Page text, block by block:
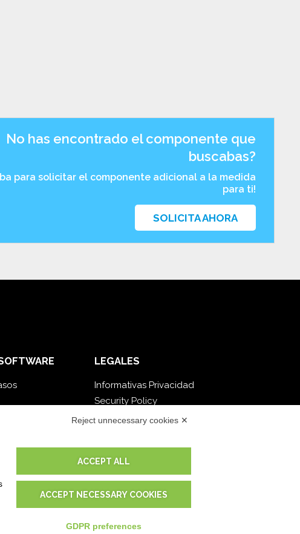
No has encontrado el componente que
buscabas?
para solicitar el componente adicional a la medida
para ti!
SOLICITA AHORA
LEGALES
Informativas Privacidad
Security Policy
Documentación contractual y RGPD
Condiciones de venta
Condiciones del servicio de soporte
Configuraciones cookie
Reject unnecessary cookies ✕
ACCEPT ALL
ACCEPT NECESSARY COOKIES
GDPR preferences